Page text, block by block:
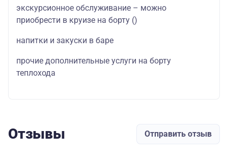
экскурсионное обслуживание – можно
приобрести в круизе на борту ()
напитки и закуски в баре
прочие дополнительные услуги на борту
теплохода
Отзывы Отправить отзыв